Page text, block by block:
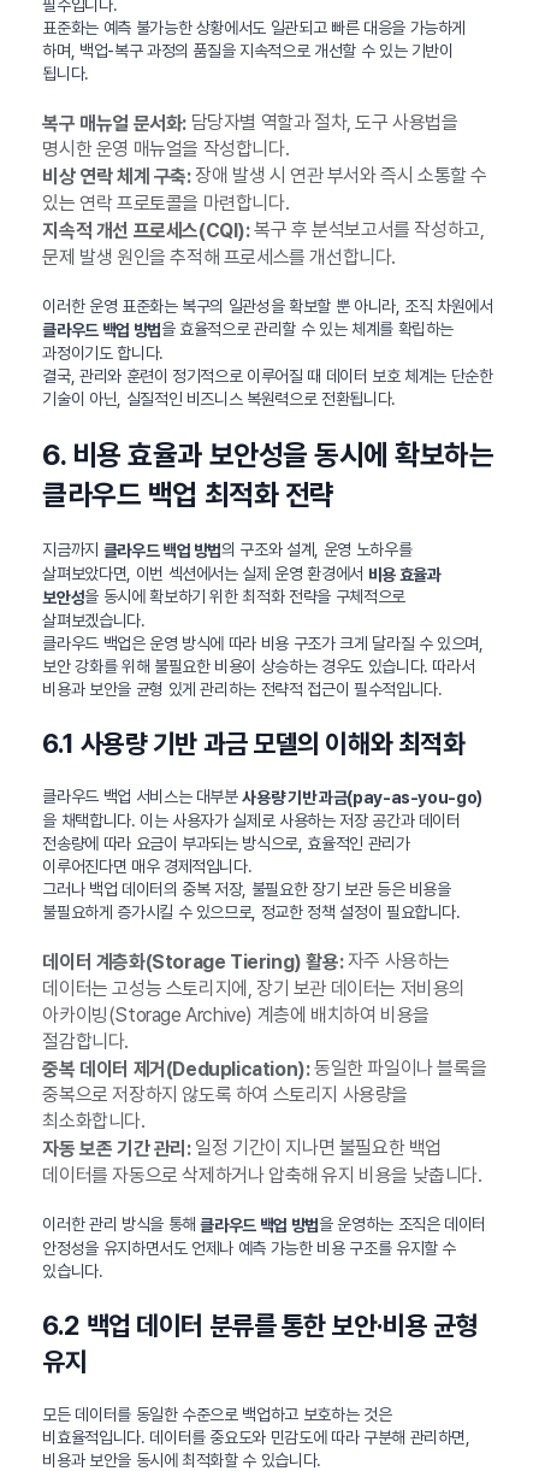
필수입니다.
표준화는 예측 불가능한 상황에서도 일관되고 빠른 대응을 가능하게
하며, 백업-복구 과정의 품질을 지속적으로 개선할 수 있는 기반이
됩니다.
복구 매뉴얼 문서화:담당자별 역할과 절차, 도구 사용법을
명시한 운영 매뉴얼을 작성합니다.
비상 연락 체계 구축:장애 발생 시 연관 부서와 즉시 소통할 수
있는 연락 프로토콜을 마련합니다.
지속적 개선 프로세스(CQI):복구 후 분석보고서를 작성하고,
문제 발생 원인을 추적해 프로세스를 개선합니다.
이러한 운영 표준화는 복구의 일관성을 확보할 뿐 아니라, 조직 차원에서
클라우드 백업 방법을 효율적으로 관리할 수 있는 체계를 확립하는
과정이기도 합니다.
결국, 관리와 훈련이 정기적으로 이루어질 때 데이터 보호 체계는 단순한
기술이 아닌, 실질적인 비즈니스 복원력으로 전환됩니다.
6. 비용 효율과 보안성을 동시에 확보하는
클라우드 백업 최적화 전략
지금까지 클라우드 백업 방법의 구조와 설계, 운영 노하우를
살펴보았다면, 이번 섹션에서는 실제 운영 환경에서 비용 효율과
보안성을 동시에 확보하기 위한 최적화 전략을 구체적으로
살펴보겠습니다.
클라우드 백업은 운영 방식에 따라 비용 구조가 크게 달라질 수 있으며,
보안 강화를 위해 불필요한 비용이 상승하는 경우도 있습니다. 따라서
비용과 보안을 균형 있게 관리하는 전략적 접근이 필수적입니다.
6.1 사용량 기반 과금 모델의 이해와 최적화
클라우드 백업 서비스는 대부분사용량 기반 과금(pay-as-you-go)
을 채택합니다. 이는 사용자가 실제로 사용하는 저장 공간과 데이터
전송량에 따라 요금이 부과되는 방식으로, 효율적인 관리가
이루어진다면 매우 경제적입니다.
그러나 백업 데이터의 중복 저장, 불필요한 장기 보관 등은 비용을
불필요하게 증가시킬 수 있으므로, 정교한 정책 설정이 필요합니다.
데이터 계층화(Storage Tiering) 활용:자주 사용하는
데이터는 고성능 스토리지에, 장기 보관 데이터는 저비용의
아카이빙(Storage Archive) 계층에 배치하여 비용을
절감합니다.
중복 데이터 제거(Deduplication):동일한 파일이나 블록을
중복으로 저장하지 않도록 하여 스토리지 사용량을
최소화합니다.
자동 보존 기간 관리:일정 기간이 지나면 불필요한 백업
데이터를 자동으로 삭제하거나 압축해 유지 비용을 낮춥니다.
이러한 관리 방식을 통해클라우드 백업 방법을 운영하는 조직은 데이터
안정성을 유지하면서도 언제나 예측 가능한 비용 구조를 유지할 수
있습니다.
6.2 백업 데이터 분류를 통한 보안·비용 균형
유지
모든 데이터를 동일한 수준으로 백업하고 보호하는 것은
비효율적입니다. 데이터를 중요도와 민감도에 따라 구분해 관리하면,
비용과 보안을 동시에 최적화할 수 있습니다.